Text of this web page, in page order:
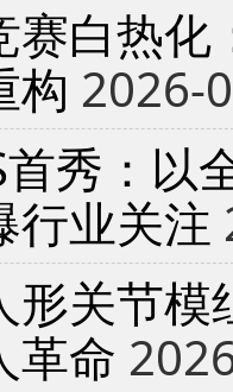
赛白热
构 2026-
首秀：以
行业关注
形关节
革命